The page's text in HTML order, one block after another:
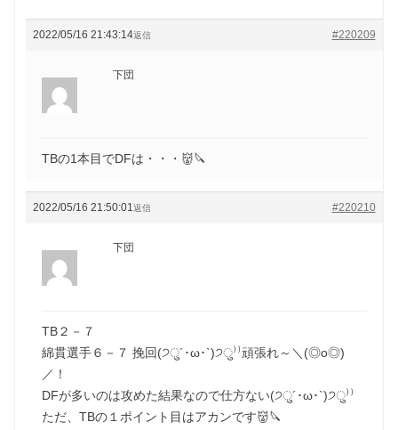
2022/05/16 21:43:14 #220209
返信
下団
TBの1本目でDFは・・・👹🔪
2022/05/16 21:50:01 #220210
返信
下団
TB２－７
綿貫選手６－７ 挽回(੭ु´･ω･`)੭ु⁾⁾頑張れ～＼(◎o◎)
／！
DFが多いのは攻めた結果なので仕方ない(੭ु´･ω･`)੭ु⁾⁾
ただ、TBの１ポイント目はアカンです👹🔪